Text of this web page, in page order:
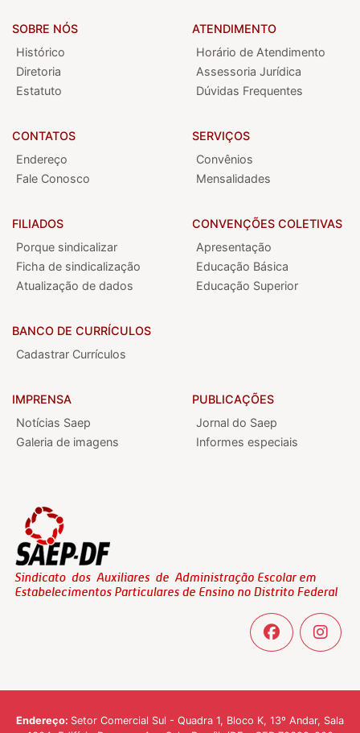
SOBRE NÓS
Histórico
Diretoria
Estatuto
CONTATOS
Endereço
Fale Conosco
ATENDIMENTO
Horário de Atendimento
Assessoria Jurídica
Dúvidas Frequentes
SERVIÇOS
Convênios
Mensalidades
FILIADOS
Porque sindicalizar
Ficha de sindicalização
Atualização de dados
BANCO DE CURRÍCULOS
Cadastrar Currículos
CONVENÇÕES COLETIVAS
Apresentação
Educação Básica
Educação Superior
IMPRENSA
Notícias Saep
Galeria de imagens
PUBLICAÇÕES
Jornal do Saep
Informes especiais
Endereço: Setor Comercial Sul - Quadra 1, Bloco K, 13º Andar, Sala